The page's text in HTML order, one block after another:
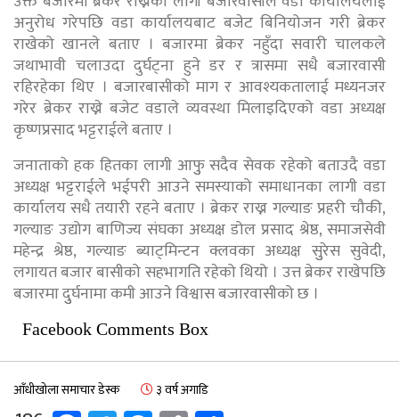
अनुरोध गरेपछि वडा कार्यालयबाट बजेट बिनियोजन गरी ब्रेकर
राखेको खानले बताए । बजारमा ब्रेकर नहुँदा सवारी चालकले
जथाभावी चलाउदा दुर्घट्ना हुने डर र त्रासमा सधै बजारवासी
रहिरहेका थिए । बजारबासीको माग र आवश्यकतालाई मध्यनजर
गरेर ब्रेकर राख्ने बजेट वडाले व्यवस्था मिलाइदिएको वडा अध्यक्ष
कृष्णप्रसाद भट्टराईले बताए ।
जनाताको हक हितका लागी आफुु सदैव सेवक रहेको बताउदै वडा
अध्यक्ष भट्टराईले भईपरी आउने समस्याको समाधानका लागी वडा
कार्यालय सधै तयारी रहने बताए । ब्रेकर राख्न गल्याङ प्रहरी चौकी,
गल्याङ उद्योग बाणिज्य संघका अध्यक्ष डोल प्रसाद श्रेष्ठ, समाजसेवी
महेन्द्र श्रेष्ठ, गल्याङ ब्याट्मिन्टन क्लवका अध्यक्ष सुुरेस सुवेदी,
लगायत बजार बासीको सहभागति रहेको थियो । उत्त ब्रेकर राखेपछि
बजारमा दुुर्घनामा कमी आउने विश्वास बजारवासीको छ ।
Facebook Comments Box
आँधीखोला समाचार डेस्क ३ वर्ष अगाडि